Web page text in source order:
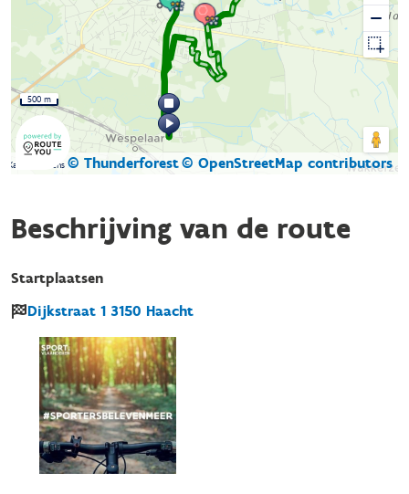
Kaartgegevens © Thunderforest© OpenStreetMap contributors
500 m
Beschrijving van de route
Startplaatsen
Dijkstraat 1 3150 Haacht